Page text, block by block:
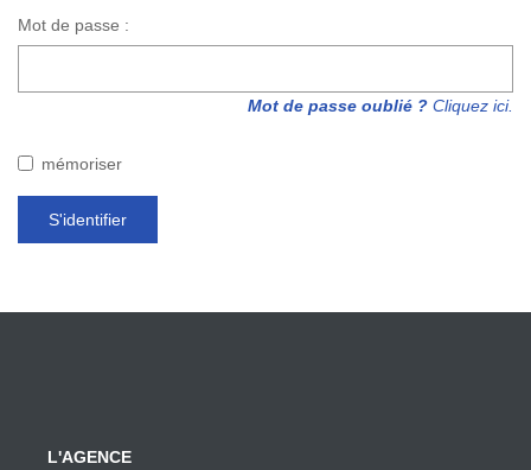
Mot de passe :
Mot de passe oublié ? Cliquez ici.
mémoriser
S'identifier
L'AGENCE